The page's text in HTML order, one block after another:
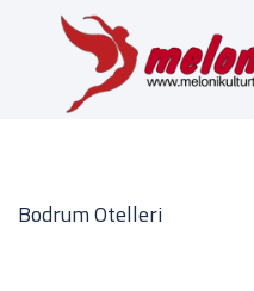
Bodrum Otelleri